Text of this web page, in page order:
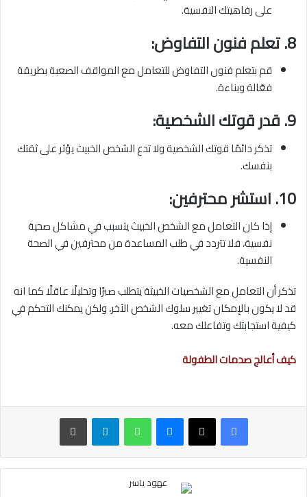
على رفاهيتك النفسية.
8. تعلم فنون التفاوض:
قم بتعلم فنون التفاوض للتعامل مع المواقف الصعبة بطريقة
فعّالة وبناءة.
9. قدر قوتك الشخصية:
تذكر دائمًا قوتك الشخصية ولا تدع الشخص الخبيث يؤثر على ثقتك
بنفسك.
10. استشر محترفين:
إذا كان التعامل مع الشخص الخبيث يتسبب في مشاكل صحية
نفسية، فلا تتردد في طلب المساعدة من محترفين في الصحة
النفسية.
تذكر أن التعامل مع الشخصيات الخبيثة يتطلب صبرًا وتحليلًا عاقلًا كما انه
قد لا يكون بالإمكان تغيير سلوك الشخص الآخر، ولكن يمكنك التحكم في
كيفية استجابتك وتفاعلك معه.
كيف أعالج صدمات الطفولة
ماسنجر واتساب تيلقرام طباعة